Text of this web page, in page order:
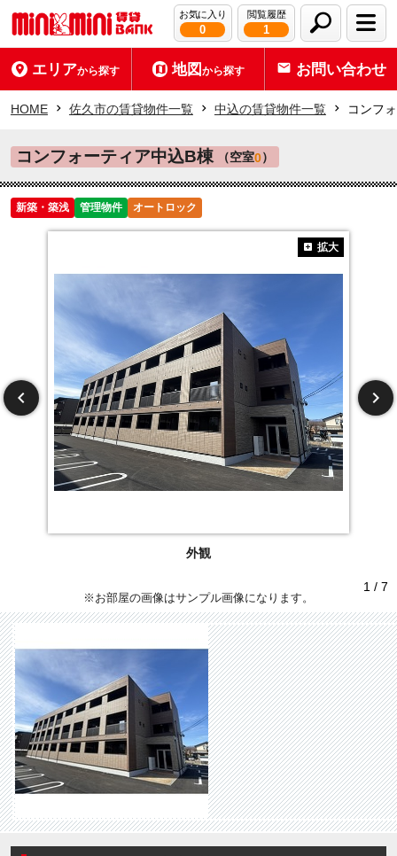
お気に入り
0
閲覧履歴
1
エリアから探す 地図から探す お問い合わせ
HOME 佐久市の賃貸物件一覧 中込の賃貸物件一覧 コンフ
コンフォーティア中込B棟 （空室0）
新築・築浅 管理物件 オートロック
外観
拡大
1 / 7
※お部屋の画像はサンプル画像になります。